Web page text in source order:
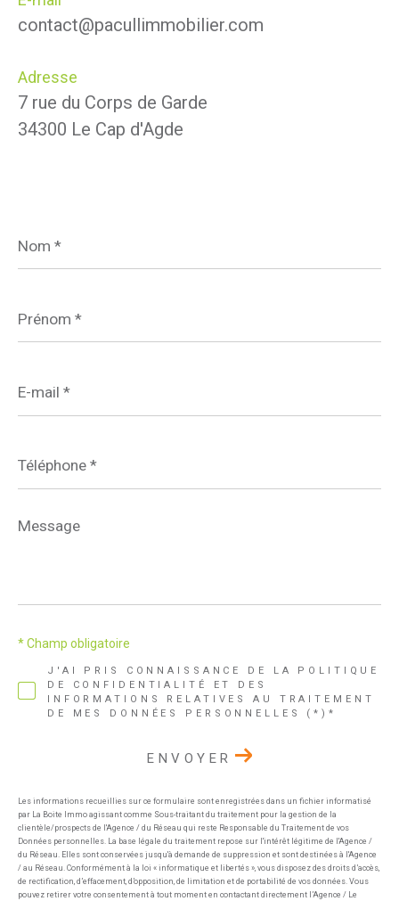
contact@pacullimmobilier.com
Adresse
7 rue du Corps de Garde
34300 Le Cap d'Agde
*
*
mail
*
*
Message
*
J'AI PRIS CONNAISSANCE DE LA POLITIQUE
DE CONFIDENTIALITÉ ET DES
INFORMATIONS RELATIVES AU TRAITEMENT
DE MES DONNÉES PERSONNELLES (*)*
* Champ obligatoire
ENVOYER
Les informations recueillies sur ce formulaire sont enregistrées dans un fichier informatisé
par La Boite Immo agissant comme Sous-traitant du traitement pour la gestion de la
clientèle/prospects de l'Agence / du Réseau qui reste Responsable du Traitement de vos
Données personnelles. La base légale du traitement repose sur l'intérêt légitime de l'Agence /
du Réseau. Elles sont conservées jusqu'à demande de suppression et sont destinées à l'Agence
/ au Réseau. Conformément à la loi « informatique et libertés », vous disposez des droits d’accès,
de rectification, d’effacement, d’opposition, de limitation et de portabilité de vos données. Vous
pouvez retirer votre consentement à tout moment en contactant directement l’Agence / Le